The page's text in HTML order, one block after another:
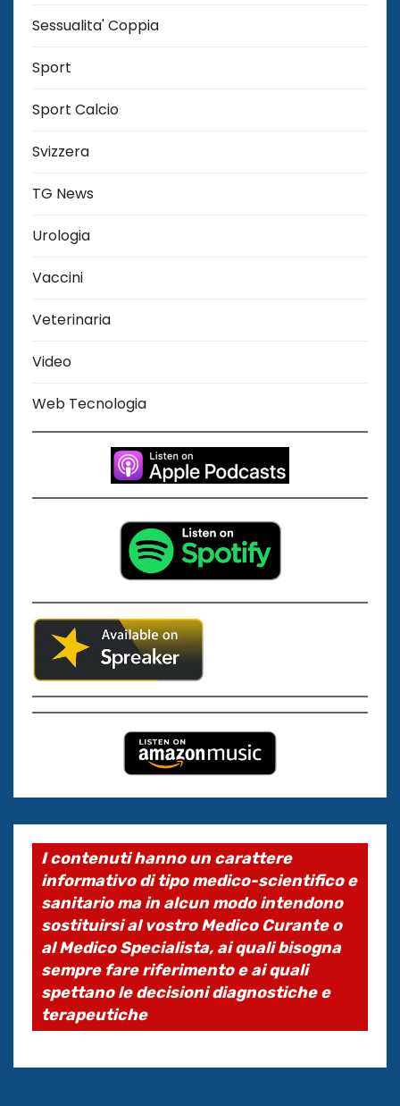
Sessualita' Coppia
Sport
Sport Calcio
Svizzera
TG News
Urologia
Vaccini
Veterinaria
Video
Web Tecnologia
I contenuti hanno un carattere
informativo di tipo medico-scientifico e
sanitario ma in alcun modo intendono
sostituirsi al vostro Medico Curante o
al Medico Specialista, ai quali bisogna
sempre fare riferimento e ai quali
spettano le decisioni diagnostiche e
terapeutiche